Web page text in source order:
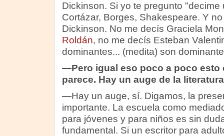
Dickinson. Si yo te pregunto
Cortázar, Borges, Shakespeare. Y
Dickinson. No me decís Graciela
Roldán, no me decís Esteban
dominantes... (medita) son
—Pero igual eso poco a poco esto
parece. Hay un auge de la
—Hay un auge, sí. Digamos, la
importante. La escuela como
para jóvenes y para niños es sin
fundamental. Si un escritor para